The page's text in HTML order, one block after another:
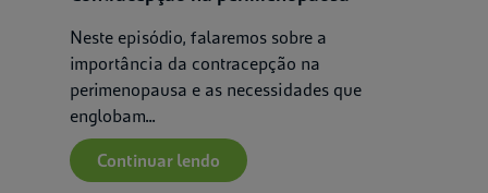
Neste episódio, falaremos sobre a
importância da contracepção na
perimenopausa e as necessidades que
englobam...
Continuar lendo